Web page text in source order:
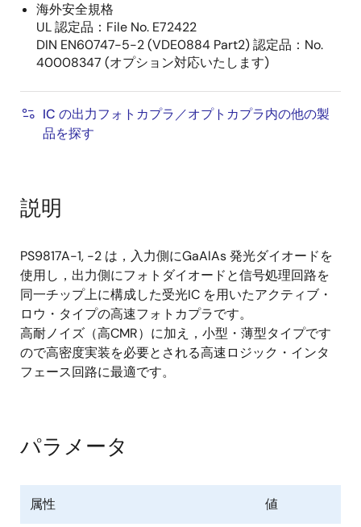
海外安全規格
UL 認定品：File No. E72422
DIN EN60747-5-2 (VDE0884 Part2) 認定品：No.
40008347 (オプション対応いたします)
IC の出力フォトカプラ／オプトカプラ内の他の製
品を探す
説明
PS9817A-1, -2 は，入力側にGaAlAs 発光ダイオードを
使用し，出力側にフォトダイオードと信号処理回路を
同一チップ上に構成した受光IC を用いたアクティブ・
ロウ・タイプの高速フォトカプラです。
高耐ノイズ（高CMR）に加え，小型・薄型タイプです
ので高密度実装を必要とされる高速ロジック・インタ
フェース回路に最適です。
パラメータ
属性 値